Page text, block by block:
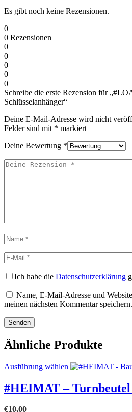
Es gibt noch keine Rezensionen.
0
0 Rezensionen
0
0
0
0
0
Schreibe die erste Rezension für
Schlüsselanhänger“
Deine E-Mail-Adresse wird nicht
Felder sind mit * markiert
Deine Bewertung *
Deine
Name
E-
Mail
Ich habe die Datenschutzerklärung
Name, E-Mail-Adresse und
meinen nächsten Kommentar speichern.
Ähnliche Produkte
Ausführung wählen Dieses
weist
mehrere
#HEIMAT – Turnbeutel
€10,00